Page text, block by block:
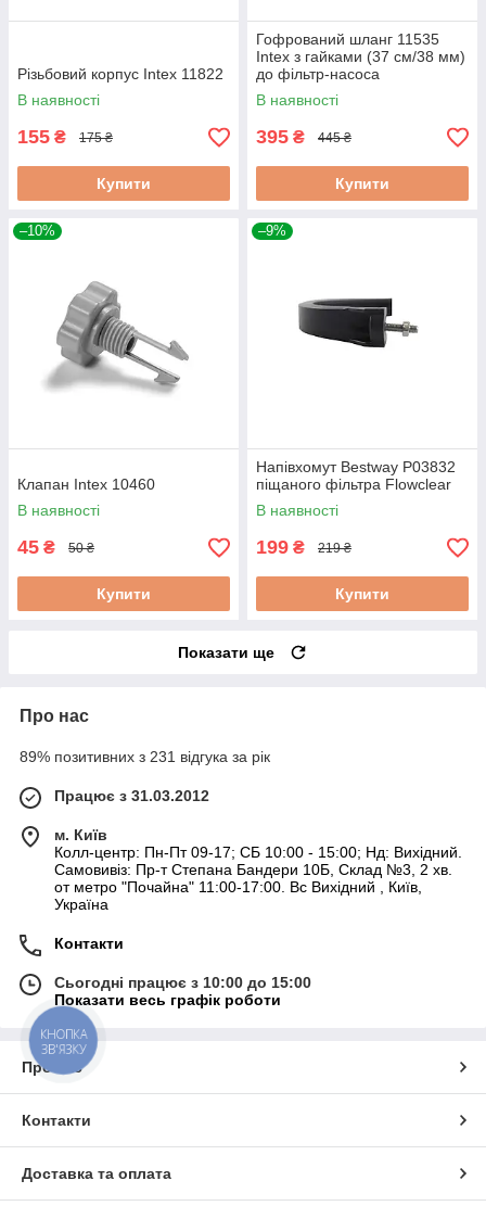
Різьбовий корпус Intex 11822
В наявності
155 ₴ 175 ₴
Купити
Гофрований шланг 11535
Intex з гайками (37 см/38 мм)
до фільтр-насоса
В наявності
395 ₴ 445 ₴
Купити
–10%
Клапан Intex 10460
В наявності
45 ₴ 50 ₴
Купити
–9%
Напівхомут Bestway P03832
піщаного фільтра Flowclear
В наявності
199 ₴ 219 ₴
Купити
Показати ще
Про нас
89% позитивних з 231 відгука за рік
Працює з 31.03.2012
м. Київ
Колл-центр: Пн-Пт 09-17; СБ 10:00 - 15:00; Нд: Вихідний.
Самовивіз: Пр-т Степана Бандери 10Б, Склад №3, 2 хв.
от метро "Почайна" 11:00-17:00. Вс Вихідний , Київ,
Україна
Контакти
Сьогодні працює з 10:00 до 15:00
Показати весь графік роботи
Про нас
Контакти
Доставка та оплата
КНОПКА
ЗВ'ЯЗКУ